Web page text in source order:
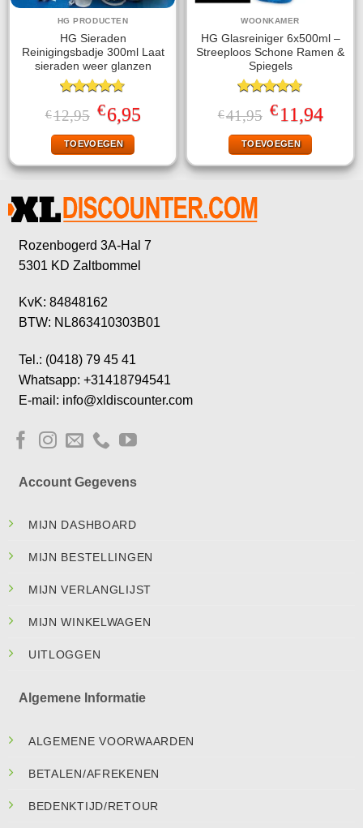
HG PRODUCTEN
HG Sieraden
Reinigingsbadje 300ml Laat
sieraden weer glanzen
Gewaardeerd
4.67uit 5
€12,95 Oorspronkelijke
prijs
was:
€12,95.
€6,95Huidige
prijs
TOEVOEGEN
WOONKAMER
HG Glasreiniger 6x500ml –
Streeploos Schone Ramen &
Spiegels
Gewaardeerd
4.67uit 5
€41,95 Oorspronkelijke
prijs
was:
€41,95.
€11,94Huidige
prijs
TOEVOEGEN
Rozenbogerd 3A-Hal 7
5301 KD Zaltbommel
KvK: 84848162
BTW: NL863410303B01
Tel.: (0418) 79 45 41
Whatsapp: +31418794541
E-mail: info@xldiscounter.com
Account Gegevens
MIJN DASHBOARD
MIJN BESTELLINGEN
MIJN VERLANGLIJST
MIJN WINKELWAGEN
UITLOGGEN
Algemene Informatie
ALGEMENE VOORWAARDEN
BETALEN/AFREKENEN
BEDENKTIJD/RETOUR